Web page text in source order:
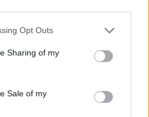
app uses one or more Google
behaviour. You may click to
and its third-party tags to
purposes in below Google
Opt Outs
Sharing of my
Sale of my
την ειδησεογραφία και τα